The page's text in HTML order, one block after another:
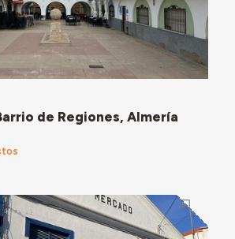
de Regiones, Almería